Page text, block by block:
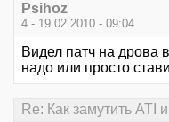
Psihoz
4 - 19.02.2010 - 09:04
Видел патч на дрова
надо или просто
Re: Как замутить ATI